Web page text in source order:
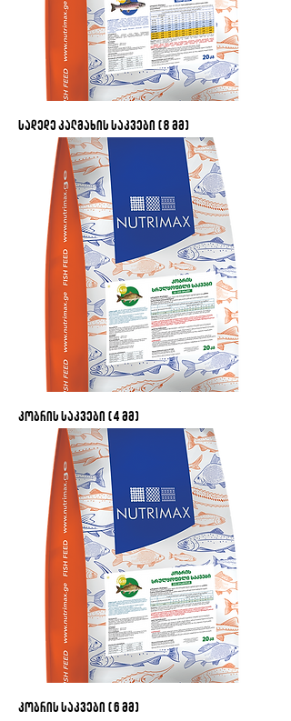
სადედე კალმახის საკვები (8 მმ)
კობრის საკვები (4 მმ)
კობრის საკვები (6 მმ)